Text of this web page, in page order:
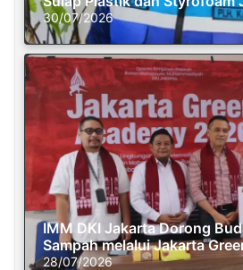
30/07/2026
IMM DKI Jakarta Dorong
Sampah melalui Jakarta
28/07/2026